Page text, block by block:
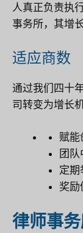
人真正负责执
事务所，其增
适应商数
通过我们四十
司转变为增长
赋能
团队
定期
奖励
律师事